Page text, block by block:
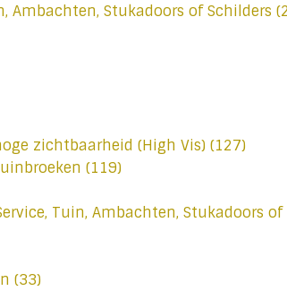
Ambachten, Stukadoors of Schilders
zichtbaarheid (High Vis) (127)
(119)
Tuin, Ambachten, Stukadoors of
(33)